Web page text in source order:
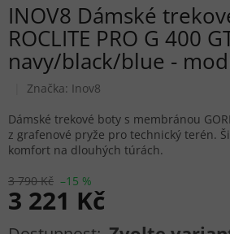
INOV8 Dámské
ROCLITE PRO G 400
navy/black/blue -
Značka: Inov8
3 790 Kč –15 %
3 221 Kč
Měrná cena:
Dámské trekové boty s membránou
z grafenové pryže pro technický terén.
komfort na dlouhých túrách.